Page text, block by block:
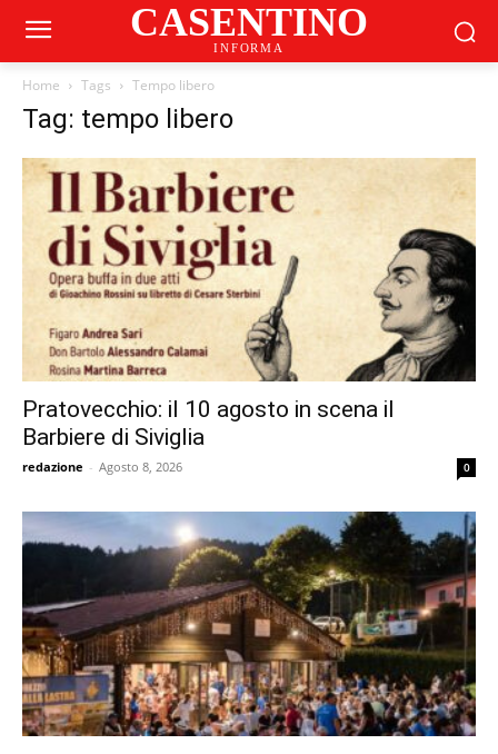
CASENTINO
INFORMA
Home Tags Tempo libero
Tag: tempo libero
Pratovecchio: il 10 agosto in scena il
Barbiere di Siviglia
redazione - Agosto 8, 2026 0